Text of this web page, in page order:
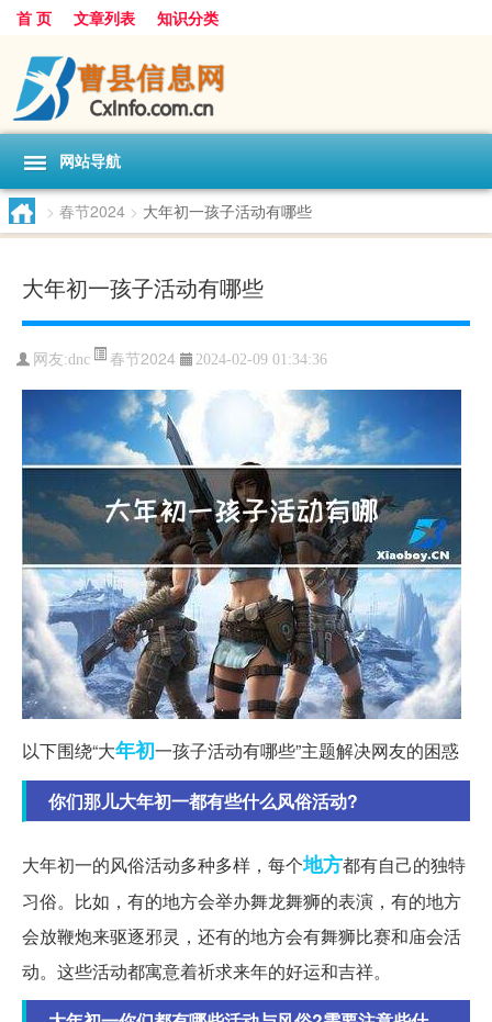
首 页 文章列表 知识分类
网站导航
> 春节2024 > 大年初一孩子活动有哪些
大年初一孩子活动有哪些
网友:dnc 春节2024 2024-02-09 01:34:36
以下围绕“大年初一孩子活动有哪些”主题解决网友的困惑
你们那儿大年初一都有些什么风俗活动?
大年初一的风俗活动多种多样，每个地方都有自己的独特
习俗。比如，有的地方会举办舞龙舞狮的表演，有的地方
会放鞭炮来驱逐邪灵，还有的地方会有舞狮比赛和庙会活
动。这些活动都寓意着祈求来年的好运和吉祥。